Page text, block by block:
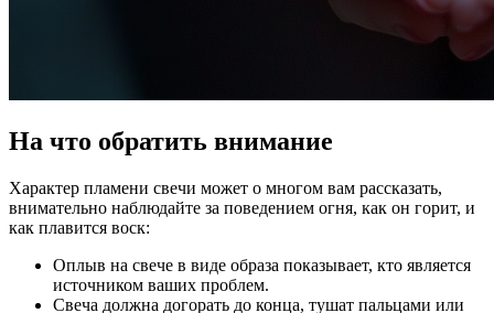
На что обратить внимание
Характер пламени свечи может о многом вам рассказать,
внимательно наблюдайте за поведением огня, как он горит, и
как плавится воск:
Оплыв на свече в виде образа показывает, кто является
источником ваших проблем.
Свеча должна догорать до конца, тушат пальцами или